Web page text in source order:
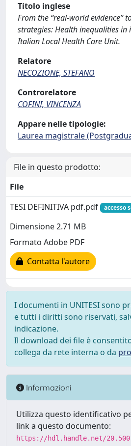
Titolo inglese
From the “real-world evidence”
strategies: Health inequalities
Italian Local Health Care Unit.
Relatore
NECOZIONE, STEFANO
Controrelatore
COFINI, VINCENZA
Appare nelle tipologie:
Laurea magistrale
File in questo prodotto:
File
TESI DEFINITIVA pdf.pdf
accesso
Dimensione 2.71 MB
Formato Adobe PDF
Contatta l'autore
I documenti in UNITESI sono
e tutti i diritti sono riservati,
indicazione.
Il download dei file è
collega da rete interna o da
Informazioni
Utilizza questo identificativo
link a questo documento:
https://hdl.handle.net/